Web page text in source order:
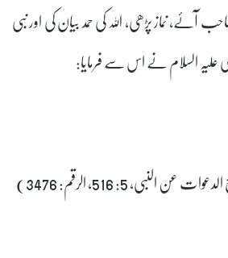
آئے، نماز پڑھی، اللہ کی حمد بیان کی اور نبی
السلام نے اس سے فرمایا:
5: 516، الرقم: 3476)